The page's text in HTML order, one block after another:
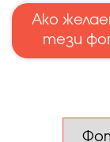
Ако
тези